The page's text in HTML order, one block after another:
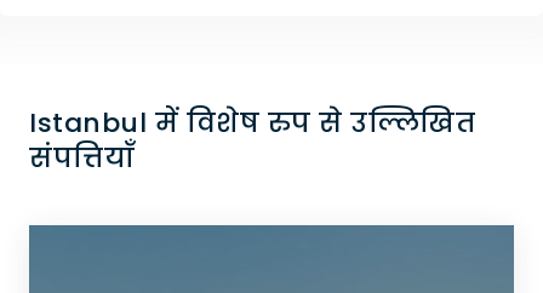
Istanbul में विशेष रुप से उल्लिखित
संपत्तियाँ